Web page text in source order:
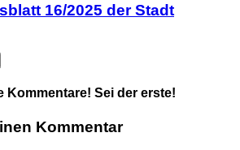
16/2025 der Stadt
Kommentare! Sei der erste!
Kommentar